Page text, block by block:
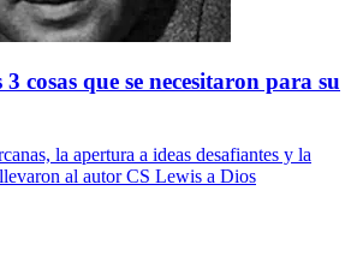
cosas que se necesitaron para su
la apertura a ideas desafiantes y la
al autor CS Lewis a Dios